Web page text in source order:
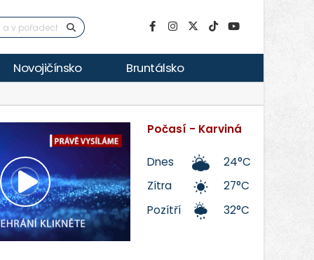
Novojičínsko Bruntálsko
Přehrát
video
Počasí - Karviná
Dnes
24°C
Zítra
27°C
Pozítří
32°C